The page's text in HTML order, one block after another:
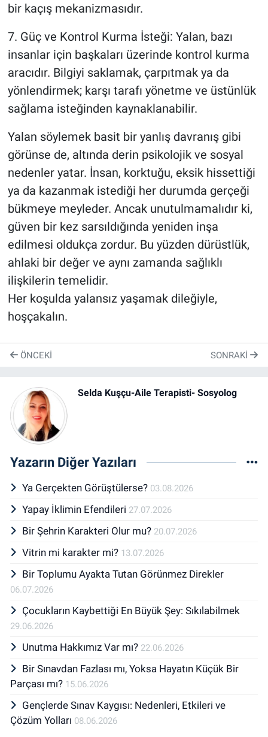
bir kaçış mekanizmasıdır.
7. Güç ve Kontrol Kurma İsteği: Yalan, bazı
insanlar için başkaları üzerinde kontrol kurma
aracıdır. Bilgiyi saklamak, çarpıtmak ya da
yönlendirmek; karşı tarafı yönetme ve üstünlük
sağlama isteğinden kaynaklanabilir.
Yalan söylemek basit bir yanlış davranış gibi
görünse de, altında derin psikolojik ve sosyal
nedenler yatar. İnsan, korktuğu, eksik hissettiği
ya da kazanmak istediği her durumda gerçeği
bükmeye meyleder. Ancak unutulmamalıdır ki,
güven bir kez sarsıldığında yeniden inşa
edilmesi oldukça zordur. Bu yüzden dürüstlük,
ahlaki bir değer ve aynı zamanda sağlıklı
ilişkilerin temelidir.
Her koşulda yalansız yaşamak dileğiyle,
hoşçakalın.
ÖNCEKI SONRAKI
Selda Kuşçu-Aile Terapisti- Sosyolog
Yazarın Diğer Yazıları
Ya Gerçekten Görüştülerse? 03.08.2026
Yapay İklimin Efendileri 27.07.2026
Bir Şehrin Karakteri Olur mu? 20.07.2026
Vitrin mi karakter mi? 13.07.2026
Bir Toplumu Ayakta Tutan Görünmez Direkler
06.07.2026
Çocukların Kaybettiği En Büyük Şey: Sıkılabilmek
29.06.2026
Unutma Hakkımız Var mı? 22.06.2026
Bir Sınavdan Fazlası mı, Yoksa Hayatın Küçük Bir
Parçası mı? 15.06.2026
Gençlerde Sınav Kaygısı: Nedenleri, Etkileri ve
Çözüm Yolları 08.06.2026